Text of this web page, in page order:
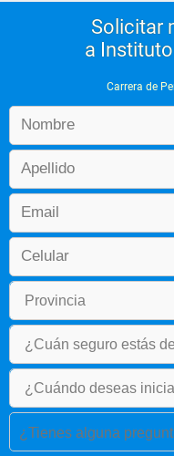
Solicitar
a
Carrera de
¿Tienes alguna